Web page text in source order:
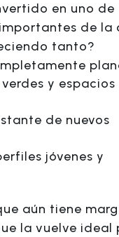
en uno de
de la
tanto?
y espacios
de nuevos
jóvenes y
aún tiene
la vuelve ideal